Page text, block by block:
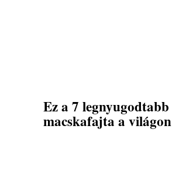
Ez a 7 legnyugodtabb
macskafajta a világon